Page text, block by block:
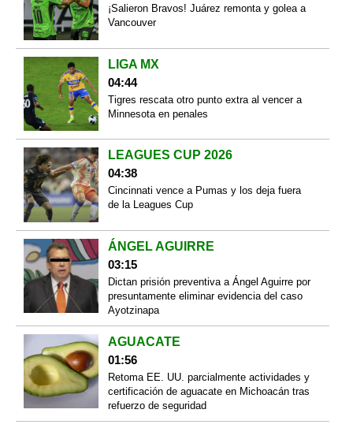
¡Salieron Bravos! Juárez remonta y golea a
Vancouver
LIGA MX
04:44
Tigres rescata otro punto extra al vencer a
Minnesota en penales
LEAGUES CUP 2026
04:38
Cincinnati vence a Pumas y los deja fuera
de la Leagues Cup
ÁNGEL AGUIRRE
03:15
Dictan prisión preventiva a Ángel Aguirre por
presuntamente eliminar evidencia del caso
Ayotzinapa
AGUACATE
01:56
Retoma EE. UU. parcialmente actividades y
certificación de aguacate en Michoacán tras
refuerzo de seguridad